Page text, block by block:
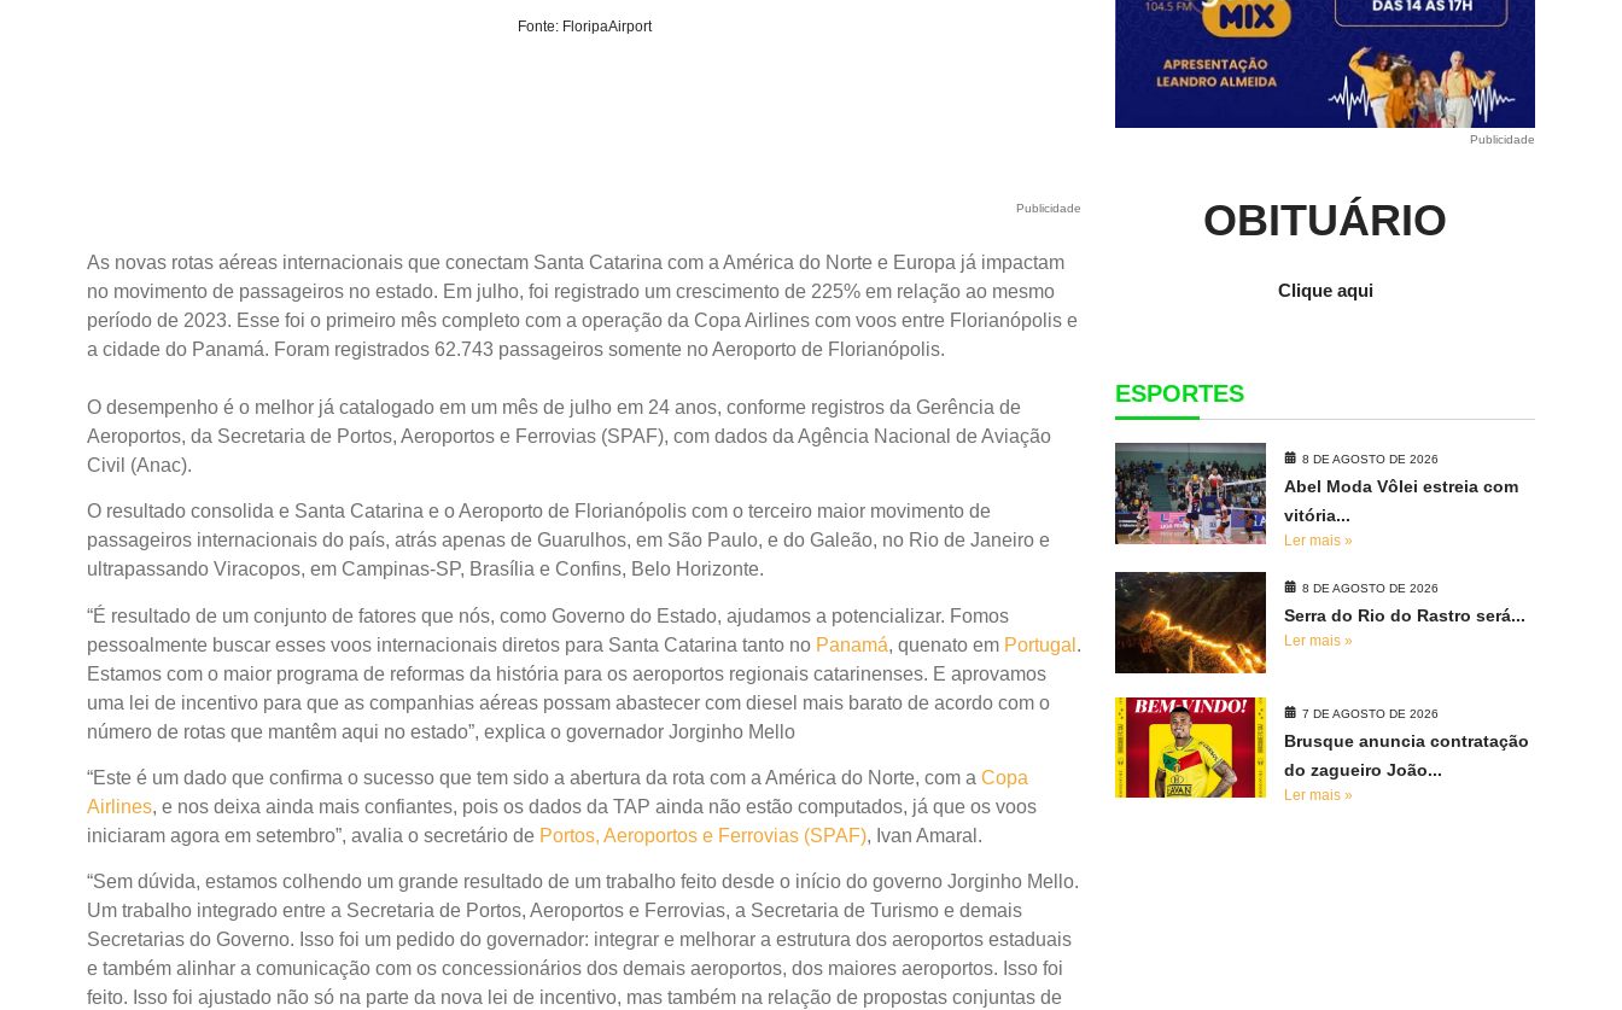
Fonte: FloripaAirport
Publicidade
As novas rotas aéreas internacionais que conectam Santa Catarina com a América do Norte e Europa já impactam
no movimento de passageiros no estado. Em julho, foi registrado um crescimento de 225% em relação ao mesmo
período de 2023. Esse foi o primeiro mês completo com a operação da Copa Airlines com voos entre Florianópolis e
a cidade do Panamá. Foram registrados 62.743 passageiros somente no Aeroporto de Florianópolis.
O desempenho é o melhor já catalogado em um mês de julho em 24 anos, conforme registros da Gerência de
Aeroportos, da Secretaria de Portos, Aeroportos e Ferrovias (SPAF), com dados da Agência Nacional de Aviação
Civil (Anac).
O resultado consolida e Santa Catarina e o Aeroporto de Florianópolis com o terceiro maior movimento de
passageiros internacionais do país, atrás apenas de Guarulhos, em São Paulo, e do Galeão, no Rio de Janeiro e
ultrapassando Viracopos, em Campinas-SP, Brasília e Confins, Belo Horizonte.
“É resultado de um conjunto de fatores que nós, como Governo do Estado, ajudamos a potencializar. Fomos
pessoalmente buscar esses voos internacionais diretos para Santa Catarina tanto no Panamá, quenato em Portugal .
Estamos com o maior programa de reformas da história para os aeroportos regionais catarinenses. E aprovamos
uma lei de incentivo para que as companhias aéreas possam abastecer com diesel mais barato de acordo com o
número de rotas que mantêm aqui no estado”, explica o governador Jorginho Mello
“Este é um dado que confirma o sucesso que tem sido a abertura da rota com a América do Norte, com a Copa
Airlines, e nos deixa ainda mais confiantes, pois os dados da TAP ainda não estão computados, já que os voos
iniciaram agora em setembro”, avalia o secretário de Portos, Aeroportos e Ferrovias (SPAF), Ivan Amaral.
“Sem dúvida, estamos colhendo um grande resultado de um trabalho feito desde o início do governo Jorginho Mello.
Um trabalho integrado entre a Secretaria de Portos, Aeroportos e Ferrovias, a Secretaria de Turismo e demais
Secretarias do Governo. Isso foi um pedido do governador: integrar e melhorar a estrutura dos aeroportos estaduais
e também alinhar a comunicação com os concessionários dos demais aeroportos, dos maiores aeroportos. Isso foi
feito. Isso foi ajustado não só na parte da nova lei de incentivo, mas também na relação de propostas conjuntas de
Publicidade
OBITUÁRIO
Clique aqui
ESPORTES
8 DE AGOSTO DE 2026
Abel Moda Vôlei estreia com
vitória...
Ler mais »
8 DE AGOSTO DE 2026
Serra do Rio do Rastro será...
Ler mais »
7 DE AGOSTO DE 2026
Brusque anuncia contratação
do zagueiro João...
Ler mais »